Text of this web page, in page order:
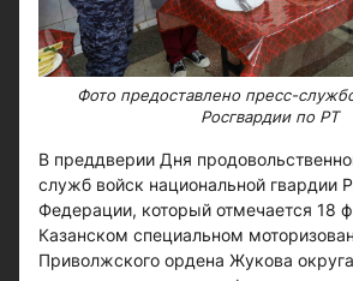
Фото предоставлено пресс-
Росгвардии по РТ
В преддверии Дня
служб войск национальной гвардии
Федерации, который отмечается 18
Казанском специальном
Приволжского ордена Жукова